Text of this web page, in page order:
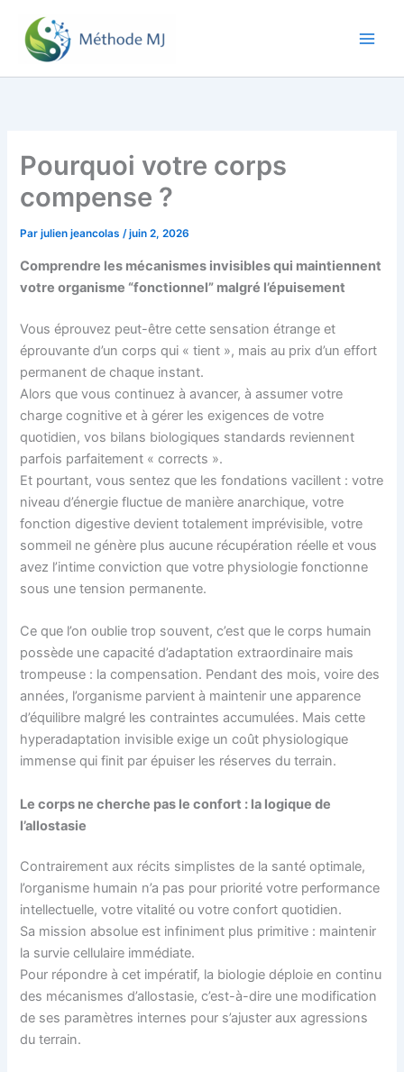
contenu
Pourquoi votre corps
compense ?
Parjulien jeancolas/juin 2, 2026
Comprendre les mécanismes invisibles qui maintiennent
votre organisme “fonctionnel” malgré l’épuisement
Vous éprouvez peut-être cette sensation étrange et
éprouvante d’un corps qui « tient », mais au prix d’un effort
permanent de chaque instant.
Alors que vous continuez à avancer, à assumer votre
charge cognitive et à gérer les exigences de votre
quotidien, vos bilans biologiques standards reviennent
parfois parfaitement « corrects ».
Et pourtant, vous sentez que les fondations vacillent : votre
niveau d’énergie fluctue de manière anarchique, votre
fonction digestive devient totalement imprévisible, votre
sommeil ne génère plus aucune récupération réelle et vous
avez l’intime conviction que votre physiologie fonctionne
sous une tension permanente.
Ce que l’on oublie trop souvent, c’est que le corps humain
possède une capacité d’adaptation extraordinaire mais
trompeuse : la compensation. Pendant des mois, voire des
années, l’organisme parvient à maintenir une apparence
d’équilibre malgré les contraintes accumulées. Mais cette
hyperadaptation invisible exige un coût physiologique
immense qui finit par épuiser les réserves du terrain.
Le corps ne cherche pas le confort : la logique de
l’allostasie
Contrairement aux récits simplistes de la santé optimale,
l’organisme humain n’a pas pour priorité votre performance
intellectuelle, votre vitalité ou votre confort quotidien.
Sa mission absolue est infiniment plus primitive : maintenir
la survie cellulaire immédiate.
Pour répondre à cet impératif, la biologie déploie en continu
des mécanismes d’allostasie, c’est-à-dire une modification
de ses paramètres internes pour s’ajuster aux agressions
du terrain.